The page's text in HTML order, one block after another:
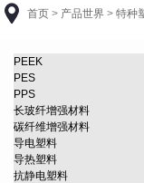
首页 > 产品世界 > 特种
PEEK
PES
PPS
长玻纤增强材料
碳纤维增强材料
导电塑料
导热塑料
抗静电塑料